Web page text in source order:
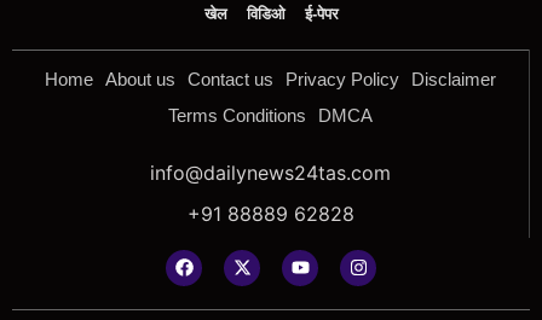
खेल
विडिओ ई-पेपर
Home About us Contact us Privacy Policy
Disclaimer
Terms Conditions
DMCA
info@dailynews24tas.com
+91 88889 62828